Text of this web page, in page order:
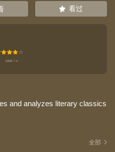
看过
and analyzes literary classics
全部